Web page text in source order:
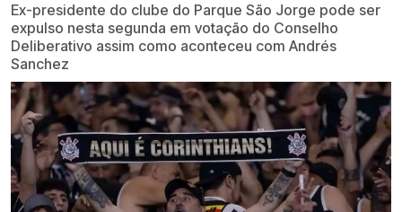
Ex-presidente do clube do Parque São Jorge pode ser
expulso nesta segunda em votação do Conselho
Deliberativo assim como aconteceu com Andrés
Sanchez